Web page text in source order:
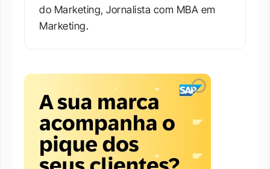
do Marketing, Jornalista com MBA em
Marketing.